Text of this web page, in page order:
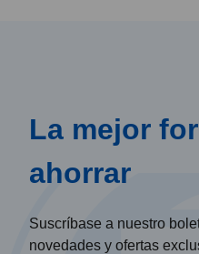
La mejor
ahorrar
Suscríbase a nuestro
novedades y ofertas